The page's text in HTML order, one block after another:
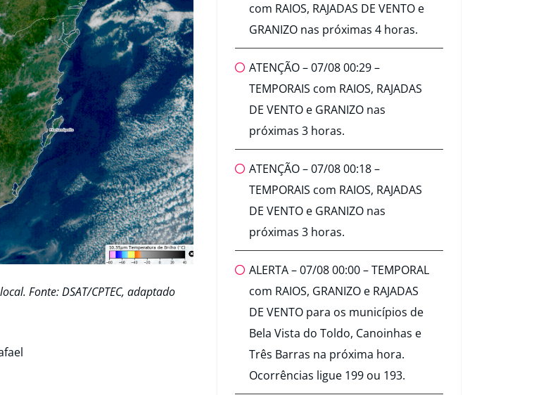
Fonte: DSAT/CPTEC, adaptado
com RAIOS, RAJADAS DE VENTO e
GRANIZO nas próximas 4 horas.
ATENÇÃO – 07/08 00:29 –
TEMPORAIS com RAIOS, RAJADAS
DE VENTO e GRANIZO nas
próximas 3 horas.
ATENÇÃO – 07/08 00:18 –
TEMPORAIS com RAIOS, RAJADAS
DE VENTO e GRANIZO nas
próximas 3 horas.
ALERTA – 07/08 00:00 – TEMPORAL
com RAIOS, GRANIZO e RAJADAS
DE VENTO para os municípios de
Bela Vista do Toldo, Canoinhas e
Três Barras na próxima hora.
Ocorrências ligue 199 ou 193.